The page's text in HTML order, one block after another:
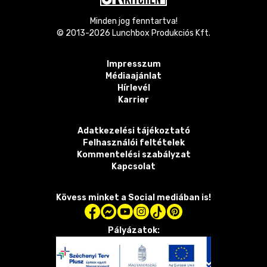
Minden jog fenntartva!
© 2013-2026 Lunchbox Produkciós Kft.
Impresszum
Médiaajánlat
Hírlevél
Karrier
Adatkezelési tájékoztató
Felhasználói feltételek
Kommentelési szabályzat
Kapcsolat
Kövess minket a Social mediában is!
Pályázatok: